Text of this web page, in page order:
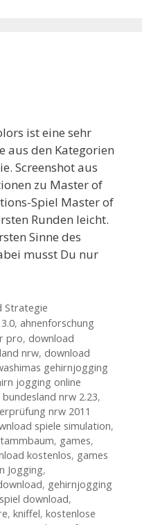
ist eine sehr
aus den Kategorien
Screenshot aus
zu Master of
Spiel Master of
Runden leicht.
Sinne des
musst Du nur
Strategie
, ahnenforschung
pro, download
nrw, download
gehirnjogging
jogging online
nrw 2.23,
nrw 2011
spiele simulation,
, games,
kostenlos, games
Jogging,
, gehirnjogging
download,
, kniffel, kostenlose